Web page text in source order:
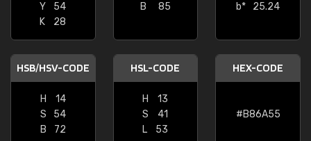
Y
54
K
28
B
85
b*
25.24
HSB/HSV-CODE
H
14
S
54
B
72
HSL-CODE
H
13
S
41
L
53
HEX-CODE
#B86A55